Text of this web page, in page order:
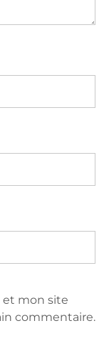
et mon site
commentaire.